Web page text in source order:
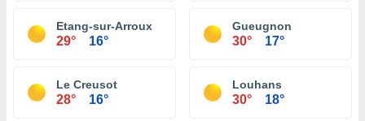
Etang-sur-Arroux
29° 16°
Gueugnon
30° 17°
Le Creusot
28° 16°
Louhans
30° 18°